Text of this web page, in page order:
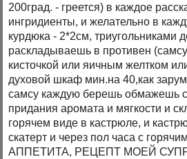
200град. - греется) в каждое
ингридиенты, и желательно в
курдюка - 2*2см, триугольниками
раскладываешь в противен
кисточкой или яичным желтком
духовой шкаф мин.на 40,как
самсу каждую берешь обмажешь
придания аромата и мягкости и
горячем виде в кастрюле, и
скатерт и через пол часа с
АППЕТИТА, РЕЦЕПТ МОЕЙ